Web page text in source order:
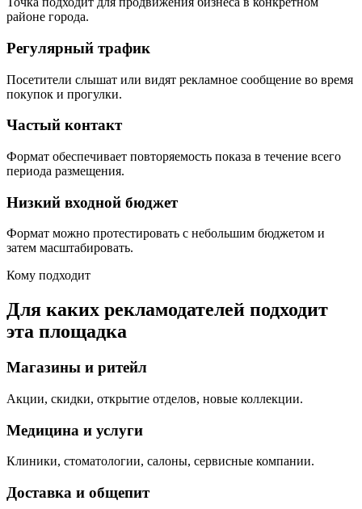
районе города.
Регулярный трафик
Посетители слышат или видят рекламное сообщение во время
покупок и прогулки.
Частый контакт
Формат обеспечивает повторяемость показа в течение всего
периода размещения.
Низкий входной бюджет
Формат можно протестировать с небольшим бюджетом и
затем масштабировать.
Кому подходит
Для каких рекламодателей подходит
эта площадка
Магазины и ритейл
Акции, скидки, открытие отделов, новые коллекции.
Медицина и услуги
Клиники, стоматологии, салоны, сервисные компании.
Доставка и общепит